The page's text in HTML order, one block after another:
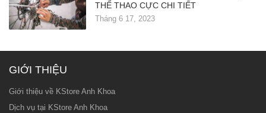
THỂ THAO CỰC CHI TIẾT
Tháng 6 17, 2023
GIỚI THIỆU
Giới thiệu về KStore Anh Khoa
Dịch vụ tại KStore Anh Khoa